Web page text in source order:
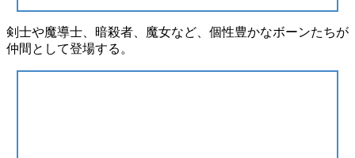
剣士や魔導士、暗殺者、魔女など、 個性豊かなボーンたちが
仲間として登場する。